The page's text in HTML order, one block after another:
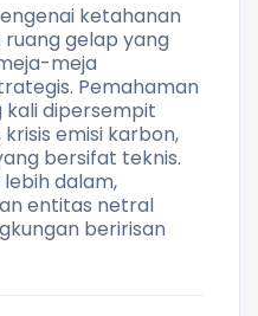
ketahanan
gelap yang
meja
Pemahaman
kali dipersempit
emisi karbon,
bersifat teknis.
dalam,
entitas netral
beririsan